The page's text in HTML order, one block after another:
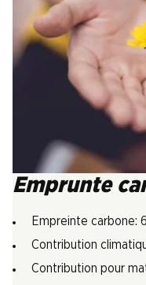
Emprunte
Empreinte carbone:
Contribution
Contribution pour